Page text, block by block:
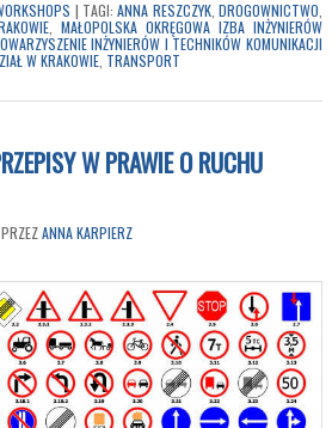
| TAGI: ANNA RESZCZYK,DROGOWNICTWO
,MAŁOPOLSKA OKRĘGOWA IZBA INŻYNIERÓW
INŻYNIERÓW I TECHNIKÓW KOMUNIKACJI
W KRAKOWIE TRANSPORT
W PRAWIE O RUCHU
PRZEZANNA KARPIERZ